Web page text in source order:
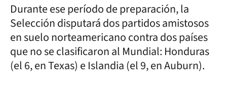
Durante ese período de preparación, la
Selección disputará dos partidos amistosos
en suelo norteamericano contra dos países
que no se clasificaron al Mundial: Honduras
(el 6, en Texas) e Islandia (el 9, en Auburn).